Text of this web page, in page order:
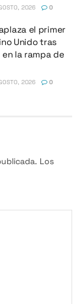
2026 0
el primer
Unido tras
la rampa de
2026 0
Los